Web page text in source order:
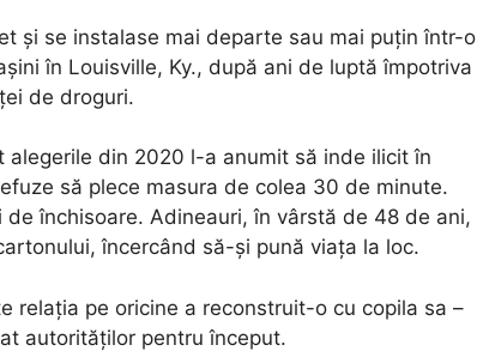
și se instalase mai departe sau mai puțin într-o
în Louisville, Ky., după ani de luptă împotriva
de droguri.
alegerile din 2020 l-a anumit să inde ilicit în
să plece masura de colea 30 de minute.
închisoare. Adineauri, în vârstă de 48 de ani,
încercând să-și pună viața la loc.
relația pe oricine a reconstruit-o cu copila sa –
autorităților pentru început.